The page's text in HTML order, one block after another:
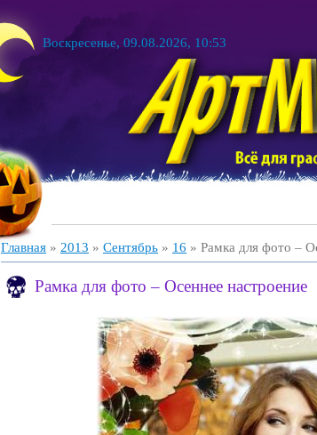
Воскресенье, 09.08.2026, 10:53
Главная » 2013 » Сентябрь » 16 » Рамка для фото –
Рамка для фото – Осеннее настроение